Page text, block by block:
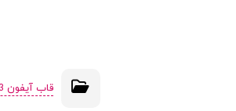
قاب آیفون 13 پرو مکس